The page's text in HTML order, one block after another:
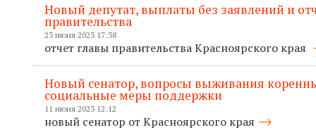
Новый депутат, выплаты без заявлений и
правительства
23 июня 2023 17:38
отчет главы правительства Красноярского края
Новый сенатор, вопросы выживания
социальные меры поддержки
11 июня 2023 12:12
новый сенатор от Красноярского края